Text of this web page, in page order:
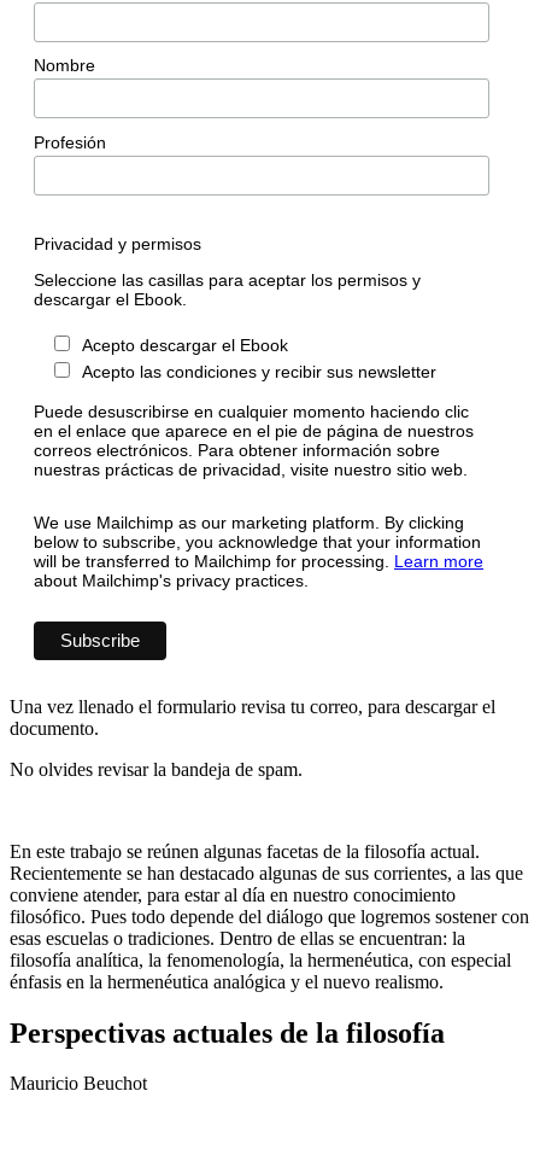
Nombre
Profesión
Privacidad y permisos
Seleccione las casillas para aceptar los permisos y
descargar el Ebook.
Acepto descargar el Ebook
Acepto las condiciones y recibir sus newsletter
Puede desuscribirse en cualquier momento haciendo clic
en el enlace que aparece en el pie de página de nuestros
correos electrónicos. Para obtener información sobre
nuestras prácticas de privacidad, visite nuestro sitio web.
We use Mailchimp as our marketing platform. By clicking
below to subscribe, you acknowledge that your information
will be transferred to Mailchimp for processing. Learn more
about Mailchimp's privacy practices.
Una vez llenado el formulario revisa tu correo, para descargar el
documento.
No olvides revisar la bandeja de spam.
En este trabajo se reúnen algunas facetas de la filosofía actual.
Recientemente se han destacado algunas de sus corrientes, a las que
conviene atender, para estar al día en nuestro conocimiento
filosófico. Pues todo depende del diálogo que logremos sostener con
esas escuelas o tradiciones. Dentro de ellas se encuentran: la
filosofía analítica, la fenomenología, la hermenéutica, con especial
énfasis en la hermenéutica analógica y el nuevo realismo.
Perspectivas actuales de la filosofía
Mauricio Beuchot